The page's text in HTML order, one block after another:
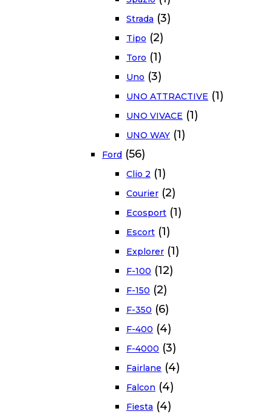
Strada (3)
Tipo (2)
Toro (1)
Uno (3)
UNO ATTRACTIVE (1)
UNO VIVACE (1)
UNO WAY (1)
Ford (56)
Clio 2 (1)
Courier (2)
Ecosport (1)
Escort (1)
Explorer (1)
F-100 (12)
F-150 (2)
F-350 (6)
F-400 (4)
F-4000 (3)
Fairlane (4)
Falcon (4)
Fiesta (4)